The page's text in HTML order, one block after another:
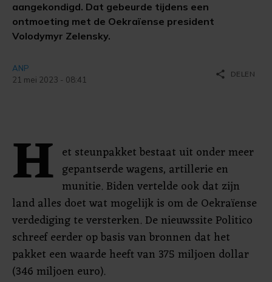
aangekondigd. Dat gebeurde tijdens een
ontmoeting met de Oekraïense president
Volodymyr Zelensky.
ANP
21 mei 2023 - 08:41
share DELEN
H et steunpakket bestaat uit onder meer
gepantserde wagens, artillerie en
munitie. Biden vertelde ook dat zijn
land alles doet wat mogelijk is om de Oekraïense
verdediging te versterken. De nieuwssite Politico
schreef eerder op basis van bronnen dat het
pakket een waarde heeft van 375 miljoen dollar
(346 miljoen euro).